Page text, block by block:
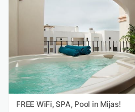
FREE WiFi, SPA, Pool in Mijas!